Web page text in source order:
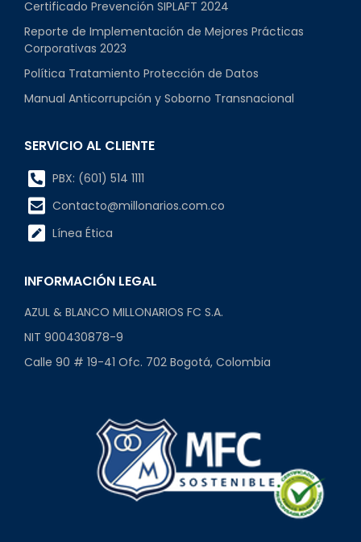
Certificado Prevención SIPLAFT 2024
Reporte de Implementación de Mejores Prácticas
Corporativas 2023
Política Tratamiento Protección de Datos
Manual Anticorrupción y Soborno Transnacional
SERVICIO AL CLIENTE
PBX: (601) 514 1111
Contacto@millonarios.com.co
Línea Ética
INFORMACIÓN LEGAL
AZUL & BLANCO MILLONARIOS FC S.A.
NIT 900430878-9
Calle 90 # 19-41 Ofc. 702 Bogotá, Colombia